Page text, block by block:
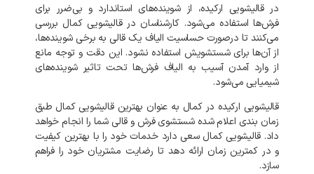
در قالیشویی ارکیده، از شوینده‌های استاندارد و بی‌ضرر برای
فرش‌ها استفاده می‌شود. کارشناسان در قالیشویی کمال بررسی
می‌کنند تا درصورت حساسیت الیاف یک قالی به برخی شوینده‌ها،
از آن‌ها برای شستشویش استفاده نشود. این دقت و توجه مانع
از وارد آمدن آسیب به الیاف فرش‌ها تحت تاثیر شوینده‌های
شیمیایی می‌شود.
قالیشویی ارکیده در کمال به عنوان بهترین قالیشویی کمال طبق
زمان بندی اعلام شده شستشوی فرش و قالی شما را انجام خواهد
داد. قالیشویی کمال سعی دارد خدمات خود را با بهترین کیفیت
و در کمترین زمان ارائه دهد تا رضایت مشتریان خود را فراهم
سازد.